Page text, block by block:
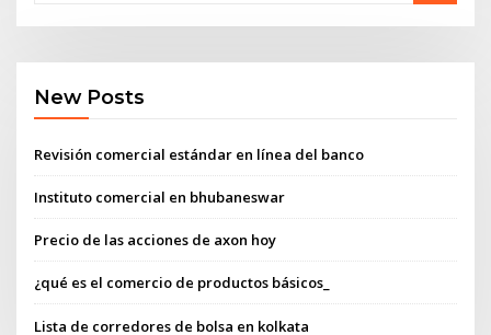
New Posts
Revisión comercial estándar en línea del banco
Instituto comercial en bhubaneswar
Precio de las acciones de axon hoy
¿qué es el comercio de productos básicos_
Lista de corredores de bolsa en kolkata